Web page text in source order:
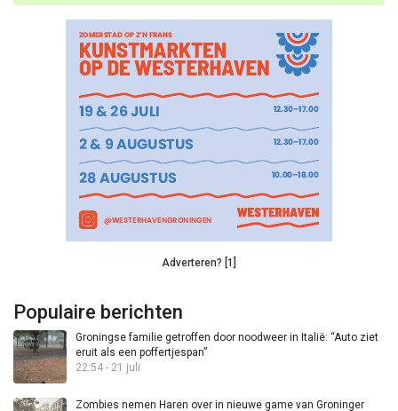
Adverteren? [1]
Populaire berichten
Groningse familie getroffen door noodweer in Italië: “Auto ziet
eruit als een poffertjespan”
22:54 - 21 juli
Zombies nemen Haren over in nieuwe game van Groninger